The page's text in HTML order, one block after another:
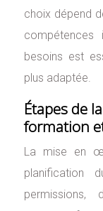
choix dépend
compétences
besoins est
plus adaptée.
Étapes de
formation
La mise en
planification
permissions,